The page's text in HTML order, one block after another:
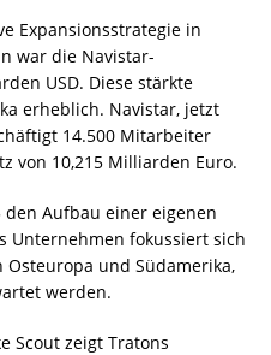
Expansionsstrategie in
war die Navistar-
USD. Diese stärkte
erheblich. Navistar, jetzt
14.500 Mitarbeiter
von 10,215 Milliarden Euro.
Aufbau einer eigenen
Unternehmen fokussiert sich
und Südamerika,
werden.
Scout zeigt Tratons